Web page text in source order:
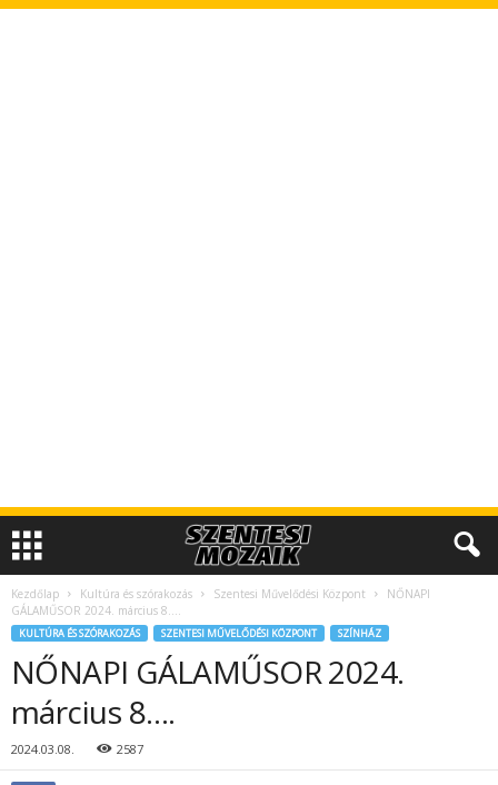
Kezdőlap Kultúra és szórakozás Szentesi Művelődési Központ
NŐNAPI
GÁLAMŰSOR 2024. március 8….
KULTÚRA ÉS SZÓRAKOZÁS SZENTESI MŰVELŐDÉSI KÖZPONT SZÍNHÁZ
NŐNAPI GÁLAMŰSOR 2024.
március 8….
2024.03.08. 2587